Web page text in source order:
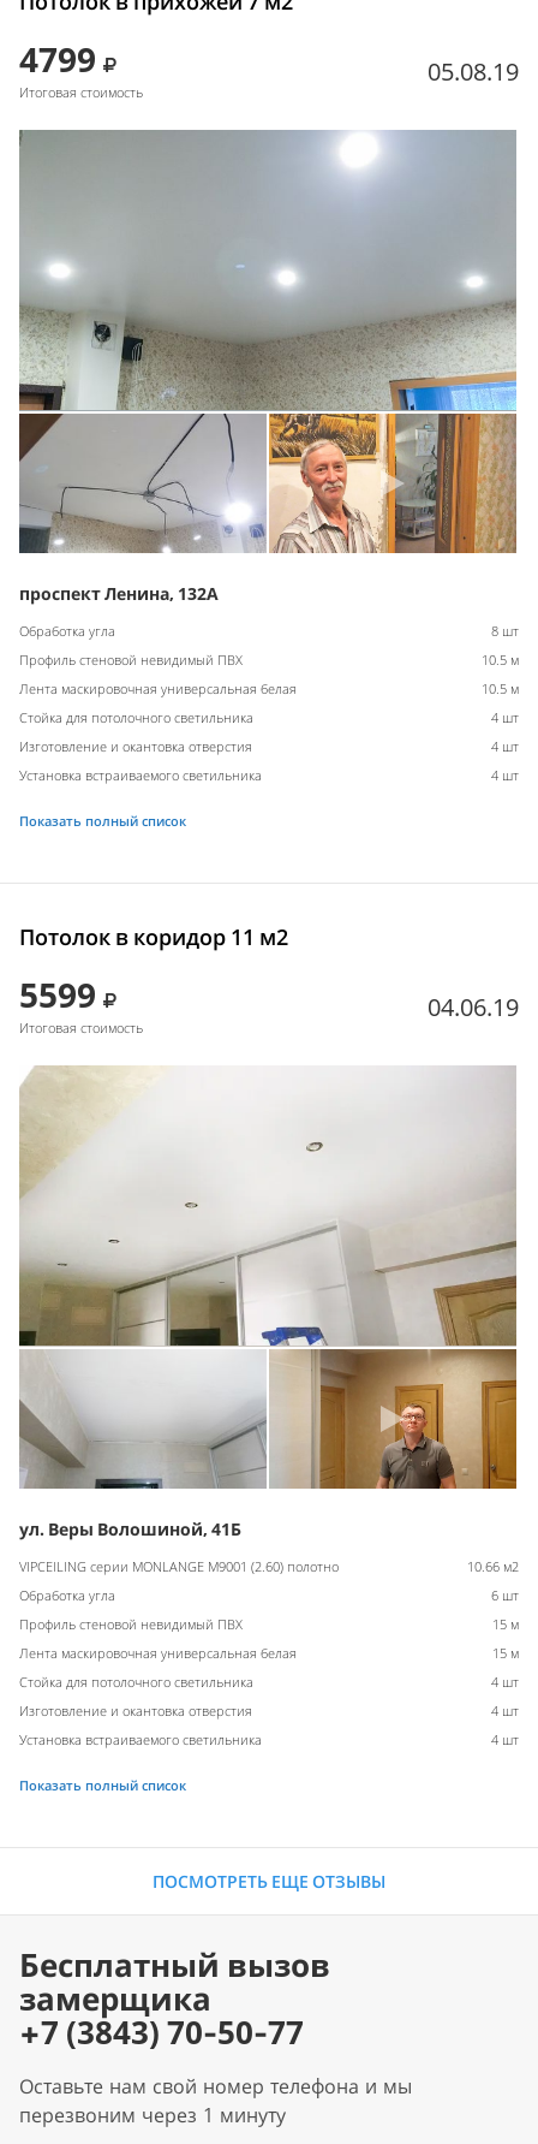
4799
Итоговая стоимость
05.08.19
проспект Ленина, 132А
Обработка угла
8 шт
Профиль стеновой невидимый ПВХ
10.5 м
Лента маскировочная универсальная белая
10.5 м
Стойка для потолочного светильника
4 шт
Изготовление и окантовка отверстия
4 шт
Установка встраиваемого светильника
4 шт
Показать полный список
Потолок в коридор 11 м2
5599
Итоговая стоимость
04.06.19
ул. Веры Волошиной, 41Б
VIPCEILING серии MONLANGE M9001 (2.60) полотно
10.66 м2
Обработка угла
6 шт
Профиль стеновой невидимый ПВХ
15 м
Лента маскировочная универсальная белая
15 м
Стойка для потолочного светильника
4 шт
Изготовление и окантовка отверстия
4 шт
Установка встраиваемого светильника
4 шт
Показать полный список
ПОСМОТРЕТЬ ЕЩЕ ОТЗЫВЫ
Бесплатный вызов
замерщика
+7 (3843) 70-50-77
Оставьте нам свой номер телефона и мы
перезвоним через 1 минуту